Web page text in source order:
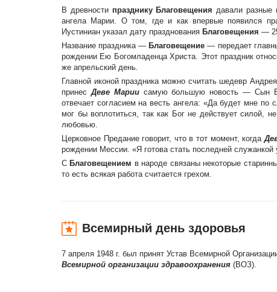
В древности празднику Благовещения давали разные
ангела Марии. О том, где и как впервые появился
Иустиниан указал дату празднования Благовещения —
Название праздника — Благовещение — передает
рождении Ею Богомладенца Христа. Этот праздник
же апрельский день.
Главной иконой праздника можно считать шедевр
принесДеве Мариисамую большую новость — Сын
отвечает согласием на весть ангела: «Да будет мне по
мог бы воплотиться, так как Бог не действует силой,
любовью.
Церковное Предание говорит, что в тот момент, когда
рождении Мессии. «Я готова стать последней
С Благовещением в народе связаны некоторые
то есть всякая работа считается грехом.
Всемирный день здоровья
7 апреля 1948 г. был принят Устав Всемиpной
Всемирной организации здравоохранения (ВОЗ).